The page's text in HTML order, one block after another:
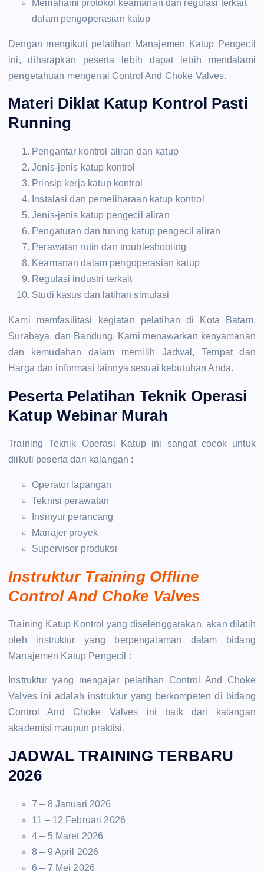
Memahami protokol keamanan dan regulasi terkait
dalam pengoperasian katup
Dengan mengikuti pelatihan Manajemen Katup Pengecil
ini, diharapkan peserta lebih dapat lebih mendalami
pengetahuan mengenai Control And Choke Valves.
Materi Diklat Katup Kontrol Pasti
Running
Pengantar kontrol aliran dan katup
Jenis-jenis katup kontrol
Prinsip kerja katup kontrol
Instalasi dan pemeliharaan katup kontrol
Jenis-jenis katup pengecil aliran
Pengaturan dan tuning katup pengecil aliran
Perawatan rutin dan troubleshooting
Keamanan dalam pengoperasian katup
Regulasi industri terkait
Studi kasus dan latihan simulasi
Kami memfasilitasi kegiatan pelatihan di Kota Batam,
Surabaya, dan Bandung. Kami menawarkan kenyamanan
dan kemudahan dalam memilih Jadwal, Tempat dan
Harga dan informasi lainnya sesuai kebutuhan Anda.
Peserta Pelatihan Teknik Operasi
Katup Webinar Murah
Training Teknik Operasi Katup ini sangat cocok untuk
diikuti peserta dari kalangan :
Operator lapangan
Teknisi perawatan
Insinyur perancang
Manajer proyek
Supervisor produksi
Instruktur Training Offline
Control And Choke Valves
Training Katup Kontrol yang diselenggarakan, akan dilatih
oleh instruktur yang berpengalaman dalam bidang
Manajemen Katup Pengecil :
Instruktur yang mengajar pelatihan Control And Choke
Valves ini adalah instruktur yang berkompeten di bidang
Control And Choke Valves ini baik dari kalangan
akademisi maupun praktisi.
JADWAL TRAINING TERBARU
2026
7 – 8 Januari 2026
11 – 12 Februari 2026
4 – 5 Maret 2026
8 – 9 April 2026
6 – 7 Mei 2026